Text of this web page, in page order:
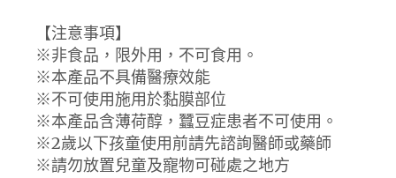
【注意事項】
※非食品，限外用，不可食用。
※本產品不具備醫療效能
※不可使用施用於黏膜部位
※本產品含薄荷醇，蠶豆症患者不可使用。
※2歲以下孩童使用前請先諮詢醫師或藥師
※請勿放置兒童及寵物可碰處之地方